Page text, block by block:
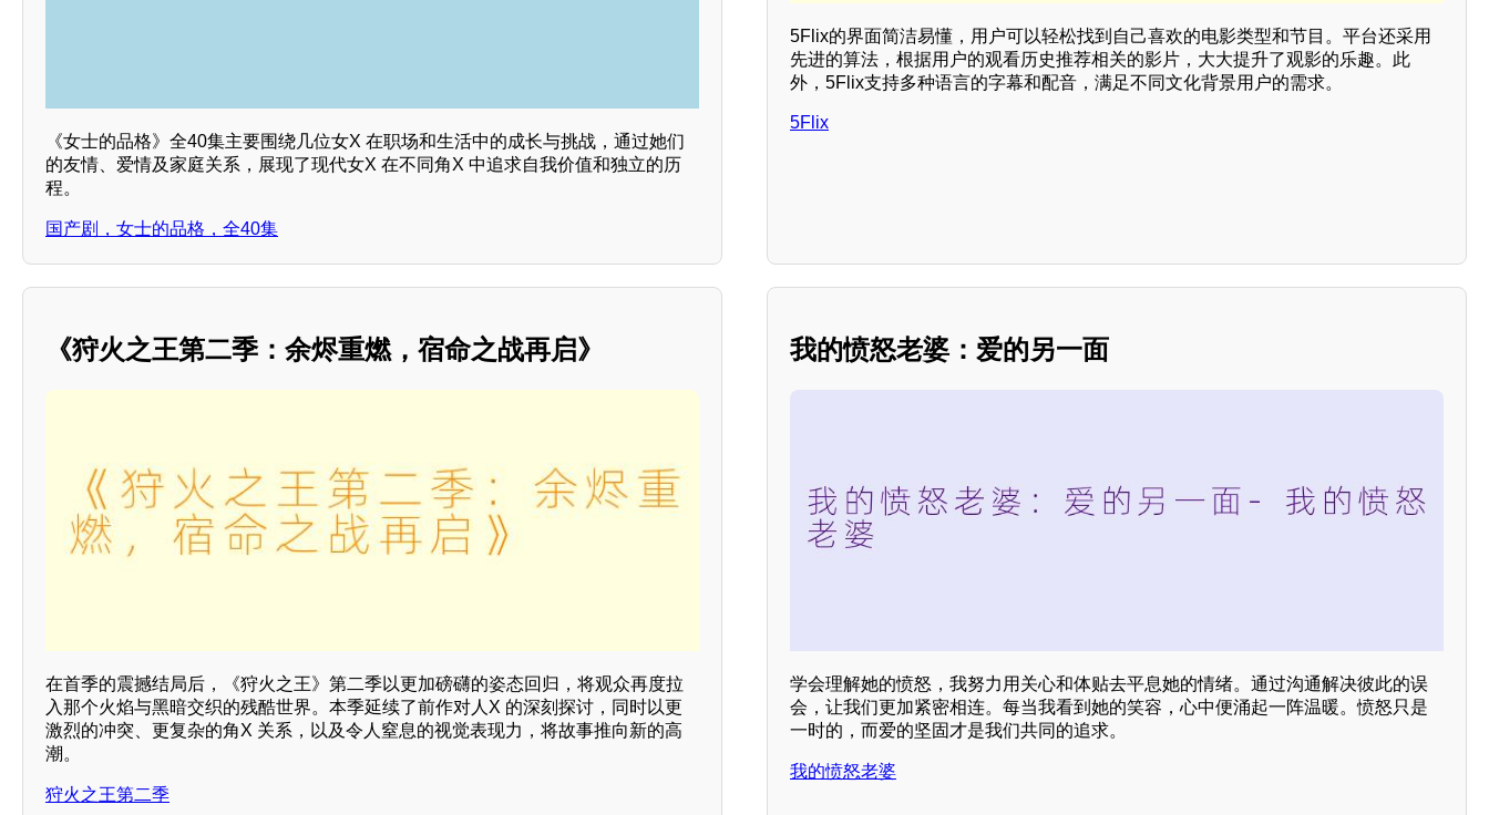
《女士的品格》全40集主要围绕几位女X 在职场和生活中的成长与挑战，通过她们
的友情、爱情及家庭关系，展现了现代女X 在不同角X 中追求自我价值和独立的历
程。
国产剧，女士的品格，全40集
5Flix的界面简洁易懂，用户可以轻松找到自己喜欢的电影类型和节目。平台还采用
先进的算法，根据用户的观看历史推荐相关的影片，大大提升了观影的乐趣。此
外，5Flix支持多种语言的字幕和配音，满足不同文化背景用户的需求。
5Flix
《狩火之王第二季：余烬重燃，宿命之战再启》
在首季的震撼结局后，《狩火之王》第二季以更加磅礴的姿态回归，将观众再度拉
入那个火焰与黑暗交织的残酷世界。本季延续了前作对人X 的深刻探讨，同时以更
激烈的冲突、更复杂的角X 关系，以及令人窒息的视觉表现力，将故事推向新的高
潮。
狩火之王第二季
我的愤怒老婆：爱的另一面
学会理解她的愤怒，我努力用关心和体贴去平息她的情绪。通过沟通解决彼此的误
会，让我们更加紧密相连。每当我看到她的笑容，心中便涌起一阵温暖。愤怒只是
一时的，而爱的坚固才是我们共同的追求。
我的愤怒老婆